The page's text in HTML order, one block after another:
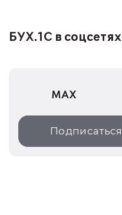
БУХ.1С в соцсетях
MAX
Подписаться